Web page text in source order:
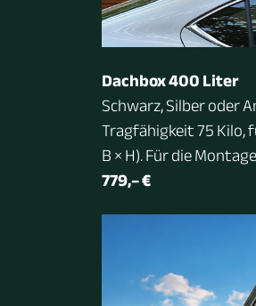
Dachbox 400 Liter
Schwarz, Silber oder
Tragfähigkeit 75 Kilo,
B × H). Für die
779,– €